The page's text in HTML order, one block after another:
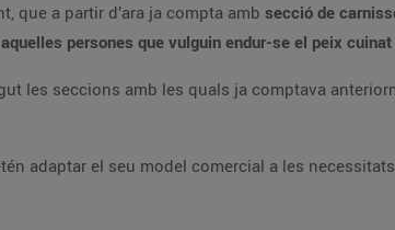
que a partir d’ara ja compta amb secció de
persones que vulguin endur-se el peix
les seccions amb les quals ja comptava
adaptar el seu model comercial a les